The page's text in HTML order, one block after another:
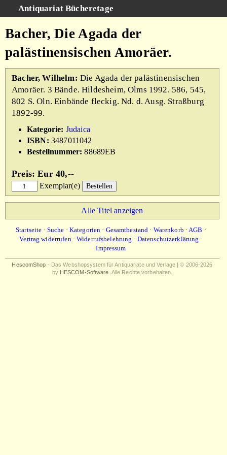
Antiquariat Bücheretage
Kategorien
Gesamtbestand
Warenkorb
AGB
Impressum
Bacher, Die Agada der
palästinensischen Amoräer.
Bacher, Wilhelm: Die Agada der palästinensischen
Amoräer. 3 Bände. Hildesheim, Olms 1992. 586, 545,
802 S. Oln. Einbände fleckig. Nd. d. Ausg. Straßburg
1892-99.
Kategorie: Judaica
ISBN: 3487011042
Bestellnummer: 88689EB
Preis: Eur 40,--
Exemplar(e)
Alle Titel anzeigen
Startseite · Suche · Kategorien · Gesamtbestand · Warenkorb ·AGB ·
Vertrag widerrufen·Widerrufsbelehrung · Datenschutzerklärung ·
Impressum
HescomShop - Das Webshopsystem für Antiquariate und Verlage | © 2006-2026
by HESCOM-Software . Alle Rechte vorbehalten.